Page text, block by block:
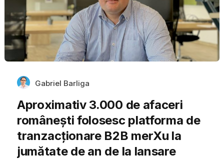
Gabriel Barliga
Aproximativ 3.000 de afaceri
românești folosesc platforma de
tranzacționare B2B merXu la
jumătate de an de la lansare